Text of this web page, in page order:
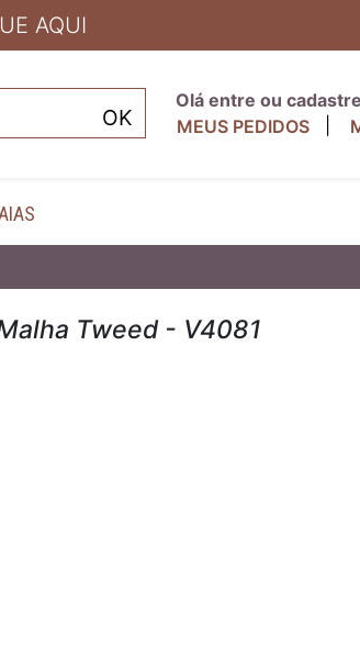
AQUI
Olá entre ou
MEUS PEDIDOS
Tweed - V4081